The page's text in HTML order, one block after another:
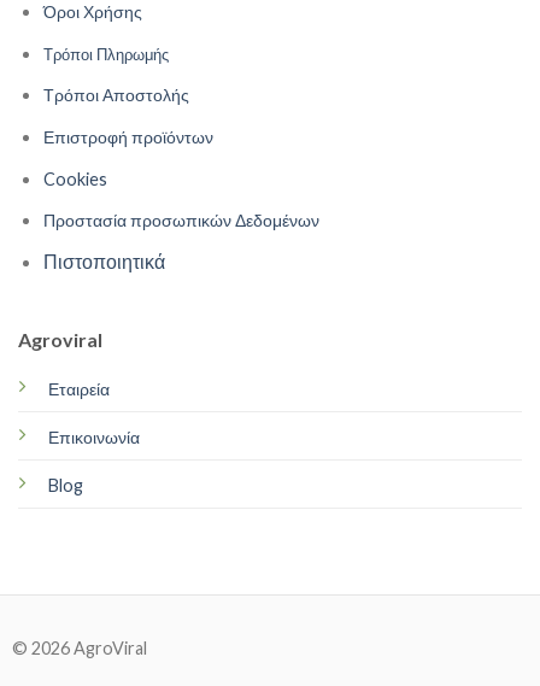
Όροι Χρήσης
Τρόποι Πληρωμής
Τρόποι Αποστολής
Επιστροφή προϊόντων
Cookies
Προστασία προσωπικών Δεδομένων
Πιστοποιητικά
Agroviral
Εταιρεία
Επικοινωνία
Blog
© 2026 AgroViral